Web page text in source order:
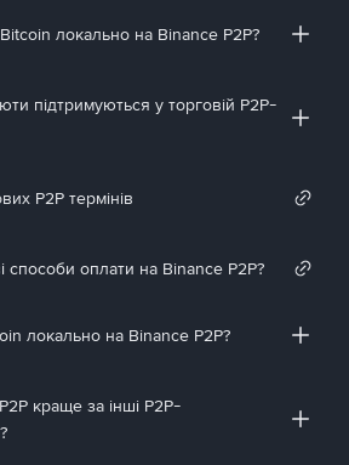
локально на Binance P2P?
підтримуються у торговій P2P-
P2P термінів
способи оплати на Binance P2P?
локально на Binance P2P?
краще за інші P2P-